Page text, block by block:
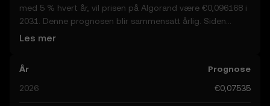
med 5 % hvert år, vil prisen på Algorand være €0,096168 i
2031. Denne prognosen blir sammensatt årlig. Siden
prisen på Algorand forventes å fortsette med en
kan påvirke ytelsen. For øyeblikket er fellesskapets
prognoser for Algorand og varierer fra €0,07535 til
Les mer
År
Prognose
2026
€0,07535